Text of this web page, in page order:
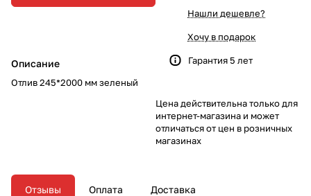
Описание
Отлив 245*2000 мм зеленый
Нашли дешевле?
Хочу в подарок
Гарантия 5 лет
Цена действительна только для
интернет-магазина и может
отличаться от цен в розничных
магазинах
Отзывы Оплата Доставка